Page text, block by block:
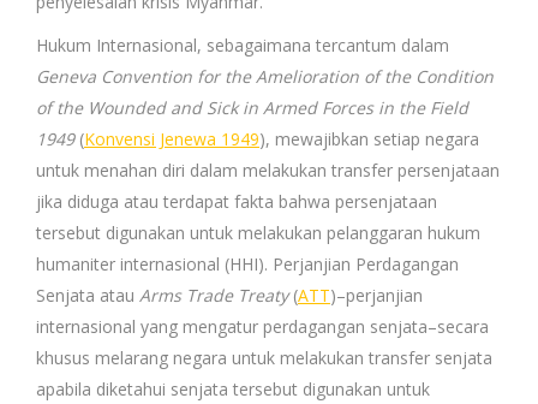
Hukum Internasional, sebagaimana tercantum dalam
Geneva Convention for the Amelioration of the Condition
of the Wounded and Sick in Armed Forces in the Field
1949 (Konvensi Jenewa 1949), mewajibkan setiap negara
untuk menahan diri dalam melakukan transfer persenjataan
jika diduga atau terdapat fakta bahwa persenjataan
tersebut digunakan untuk melakukan pelanggaran hukum
humaniter internasional (HHI). Perjanjian Perdagangan
Senjata atau Arms Trade Treaty(ATT)–perjanjian
internasional yang mengatur perdagangan senjata–secara
khusus melarang negara untuk melakukan transfer senjata
apabila diketahui senjata tersebut digunakan untuk